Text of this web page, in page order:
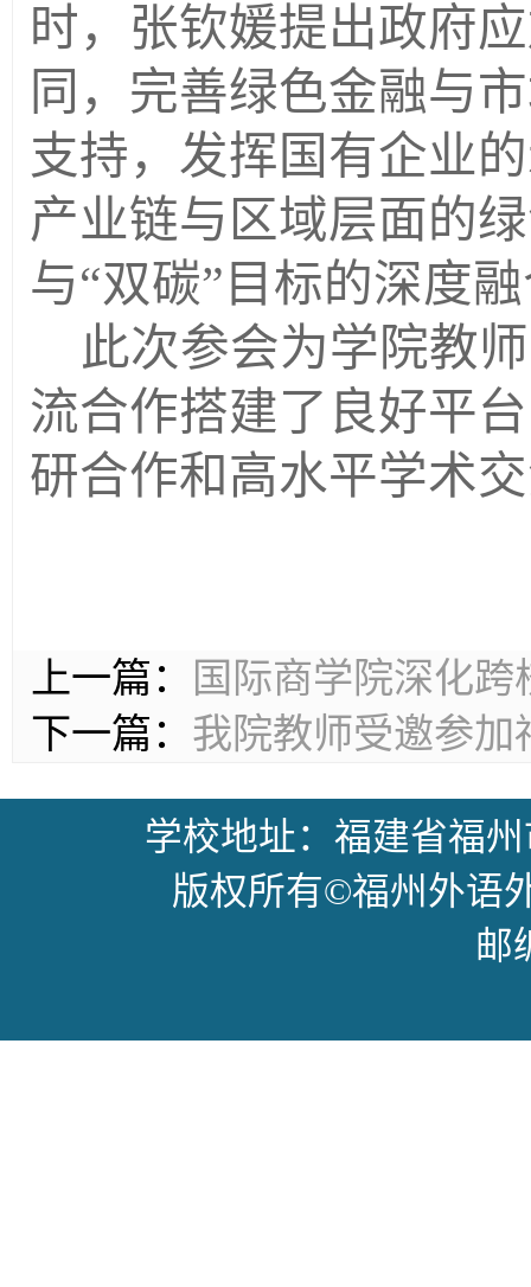
时，张钦媛提出政府
同，完善绿色金融与
支持，发挥国有企业
产业链与区域层面的
与“双碳”目标的深度
此次参会为学院教
流合作搭建了良好平
研合作和高水平学术
上一篇：
国际商学院深化
下一篇： 我院教师受邀参加
学校地址：福建省福
版权所有©福州外语
邮